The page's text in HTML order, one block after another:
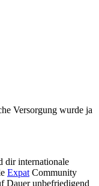
Versorgung wurde ja
dir internationale
Expat Community
Dauer unbefriedigend